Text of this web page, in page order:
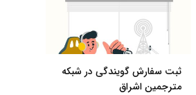
ثبت سفارش گویندگی در شبکه
مترجمین اشراق